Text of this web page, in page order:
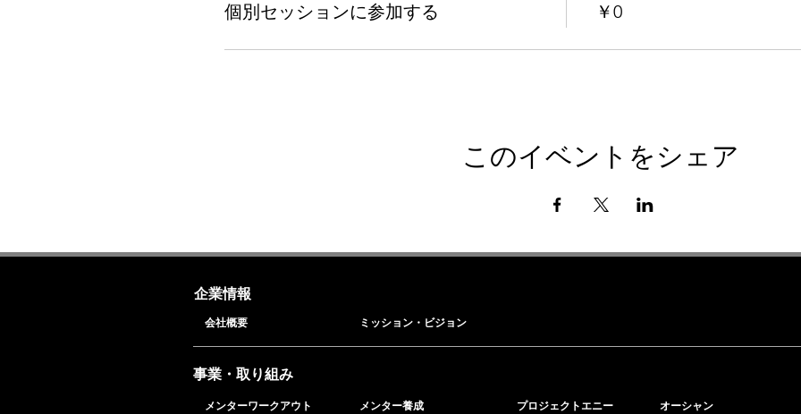
個別セッションに参加する ￥0
このイベントをシェア
企業情報
会社概要 ミッション・ビジョン
事業・取り組み
メンターワークアウト メンター養成 プロジェクトエニー オーシャン